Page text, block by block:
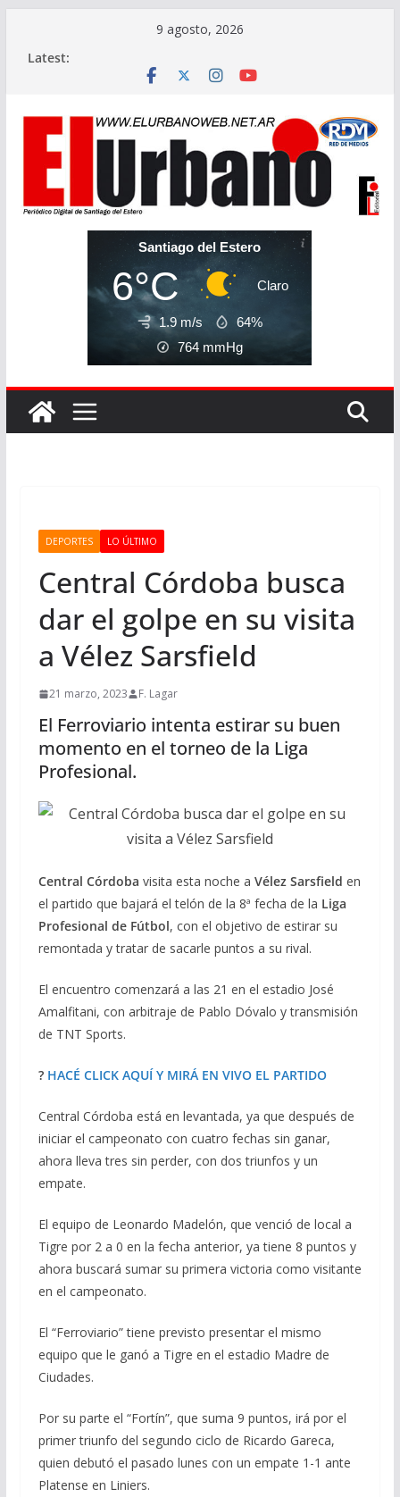
9 agosto, 2026
Latest:
Santiago del Estero
6°C Claro
1.9 m/s
64%
764 mmHg
DEPORTES LO ÚLTIMO
Central Córdoba busca
dar el golpe en su visita
a Vélez Sarsfield
21 marzo, 2023 F. Lagar
El Ferroviario intenta estirar su buen
momento en el torneo de la Liga
Profesional.
Central Córdoba visita esta noche a Vélez Sarsfield en
el partido que bajará el telón de la 8ª fecha de la Liga
Profesional de Fútbol, con el objetivo de estirar su
remontada y tratar de sacarle puntos a su rival.
El encuentro comenzará a las 21 en el estadio José
Amalfitani, con arbitraje de Pablo Dóvalo y transmisión
de TNT Sports.
? HACÉ CLICK AQUÍ Y MIRÁ EN VIVO EL PARTIDO
Central Córdoba está en levantada, ya que después de
iniciar el campeonato con cuatro fechas sin ganar,
ahora lleva tres sin perder, con dos triunfos y un
empate.
El equipo de Leonardo Madelón, que venció de local a
Tigre por 2 a 0 en la fecha anterior, ya tiene 8 puntos y
ahora buscará sumar su primera victoria como visitante
en el campeonato.
El “Ferroviario” tiene previsto presentar el mismo
equipo que le ganó a Tigre en el estadio Madre de
Ciudades.
Por su parte el “Fortín”, que suma 9 puntos, irá por el
primer triunfo del segundo ciclo de Ricardo Gareca,
quien debutó el pasado lunes con un empate 1-1 ante
Platense en Liniers.